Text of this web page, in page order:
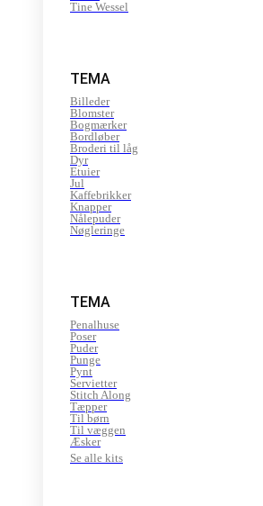
Tine Wessel
TEMA
Billeder
Blomster
Bogmærker
Bordløber
Broderi til låg
Dyr
Etuier
Jul
Kaffebrikker
Knapper
Nålepuder
Nøgleringe
TEMA
Penalhuse
Poser
Puder
Punge
Pynt
Servietter
Stitch Along
Tæpper
Til børn
Til væggen
Æsker
Se alle kits